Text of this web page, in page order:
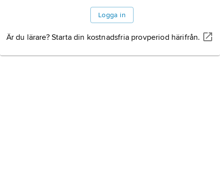
Logga in
Är du lärare? Starta din kostnadsfria provperiod härifrån.